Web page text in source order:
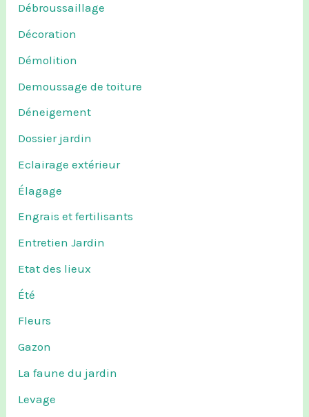
Débroussaillage
Décoration
Démolition
Demoussage de toiture
Déneigement
Dossier jardin
Eclairage extérieur
Élagage
Engrais et fertilisants
Entretien Jardin
Etat des lieux
Été
Fleurs
Gazon
La faune du jardin
Levage